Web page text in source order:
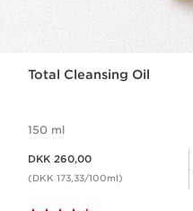
Total Cleansing Oil
150 ml
DKK 260,00
(DKK 173,33/100ml)